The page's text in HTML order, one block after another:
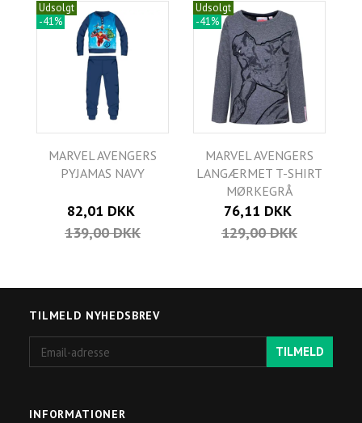
Udsolgt
-41%
MARVEL AVENGERS
PYJAMAS NAVY
82,01 DKK
139,00 DKK
Udsolgt
-41%
MARVEL AVENGERS
LANGÆRMET T-SHIRT
MØRKEGRÅ
76,11 DKK
129,00 DKK
TILMELD NYHEDSBREV
adresse
TILMELD
INFORMATIONER